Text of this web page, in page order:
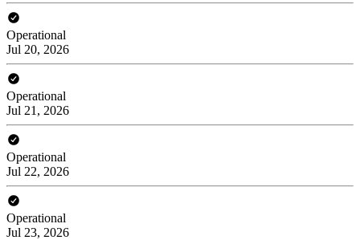
Operational
Jul 20, 2026
Operational
Jul 21, 2026
Operational
Jul 22, 2026
Operational
Jul 23, 2026